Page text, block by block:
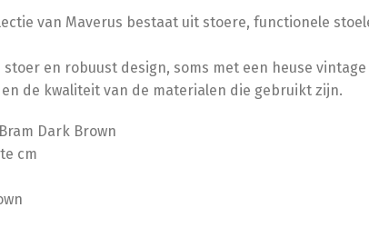
van Maverus bestaat uit stoere, functionele
en robuust design, soms met een heuse
de kwaliteit van de materialen die gebruikt zijn.
Dark Brown
cm